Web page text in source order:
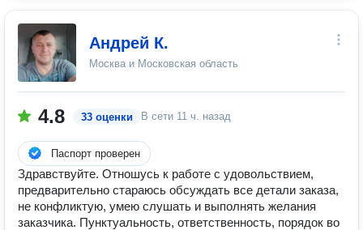
Андрей К.
Москва и Московская область
4.8 33 оценки В сети 11 ч. назад
Паспорт проверен
Здравствуйте. Отношусь к работе с удовольствием,
предварительно стараюсь обсуждать все детали заказа,
не конфликтую, умею слушать и выполнять желания
заказчика. Пунктуальность, ответственность, порядок во